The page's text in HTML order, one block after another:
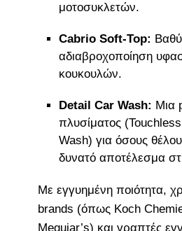
μοτοσυκλετών.
Cabrio Soft-Top:
αδιαβροχοποίηση
κουκουλών.
Detail Car Wash: Μια
πλυσίματος
Wash) για όσους
δυνατό αποτέλεσμα
Με εγγυημένη ποιότητα,
brands (όπως Koch
Meguiar’s) και γραπτές